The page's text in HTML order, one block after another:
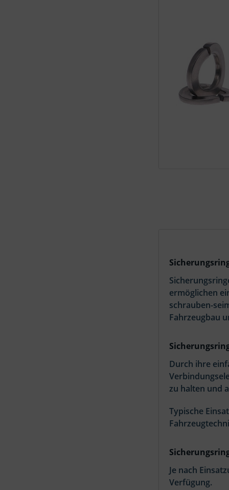
ermöglichen
schrauben-
Fahrzeugbau
Durch ihre
zu halten und
Typische
Je nach
Verfügung.